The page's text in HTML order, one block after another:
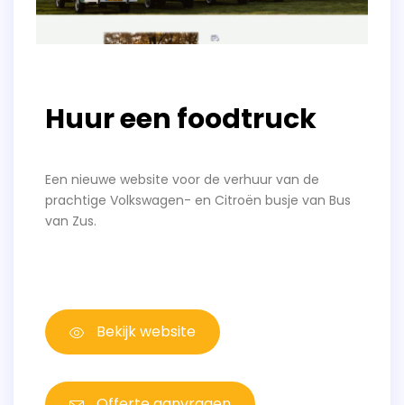
Huur een foodtruck
Een nieuwe website voor de verhuur van de
prachtige Volkswagen- en Citroën busje van Bus
van Zus.
Bekijk website